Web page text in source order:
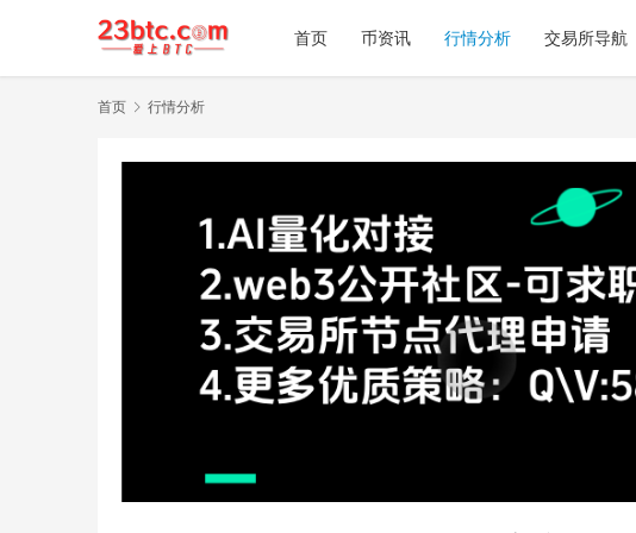
首页 币资讯 行情分析 交易所导航
首页 行情分析